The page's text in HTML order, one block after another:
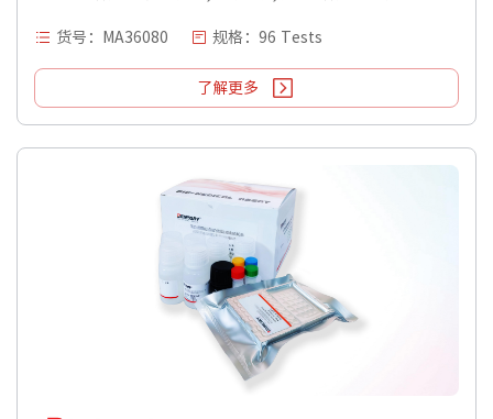
货号：MA36080 规格：96 Tests
了解更多